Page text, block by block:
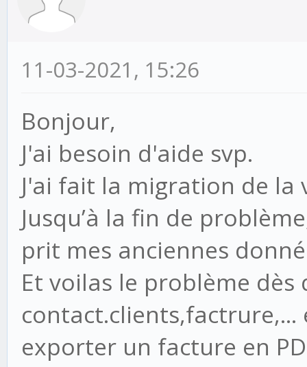
11-03-2021, 15:26
Bonjour,
J'ai besoin d'aide svp.
J'ai fait la migration de la
Jusqu’à la fin de
prit mes anciennes
Et voilas le problème
exporter un facture en